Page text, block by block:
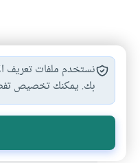
نستخدم ملفات تعريف
بك. يمكنك تخصيص